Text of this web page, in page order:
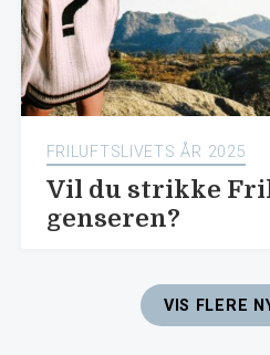
FRILUFTSLIVETS ÅR 2025
Vil du strikke
genseren?
VIS FLERE